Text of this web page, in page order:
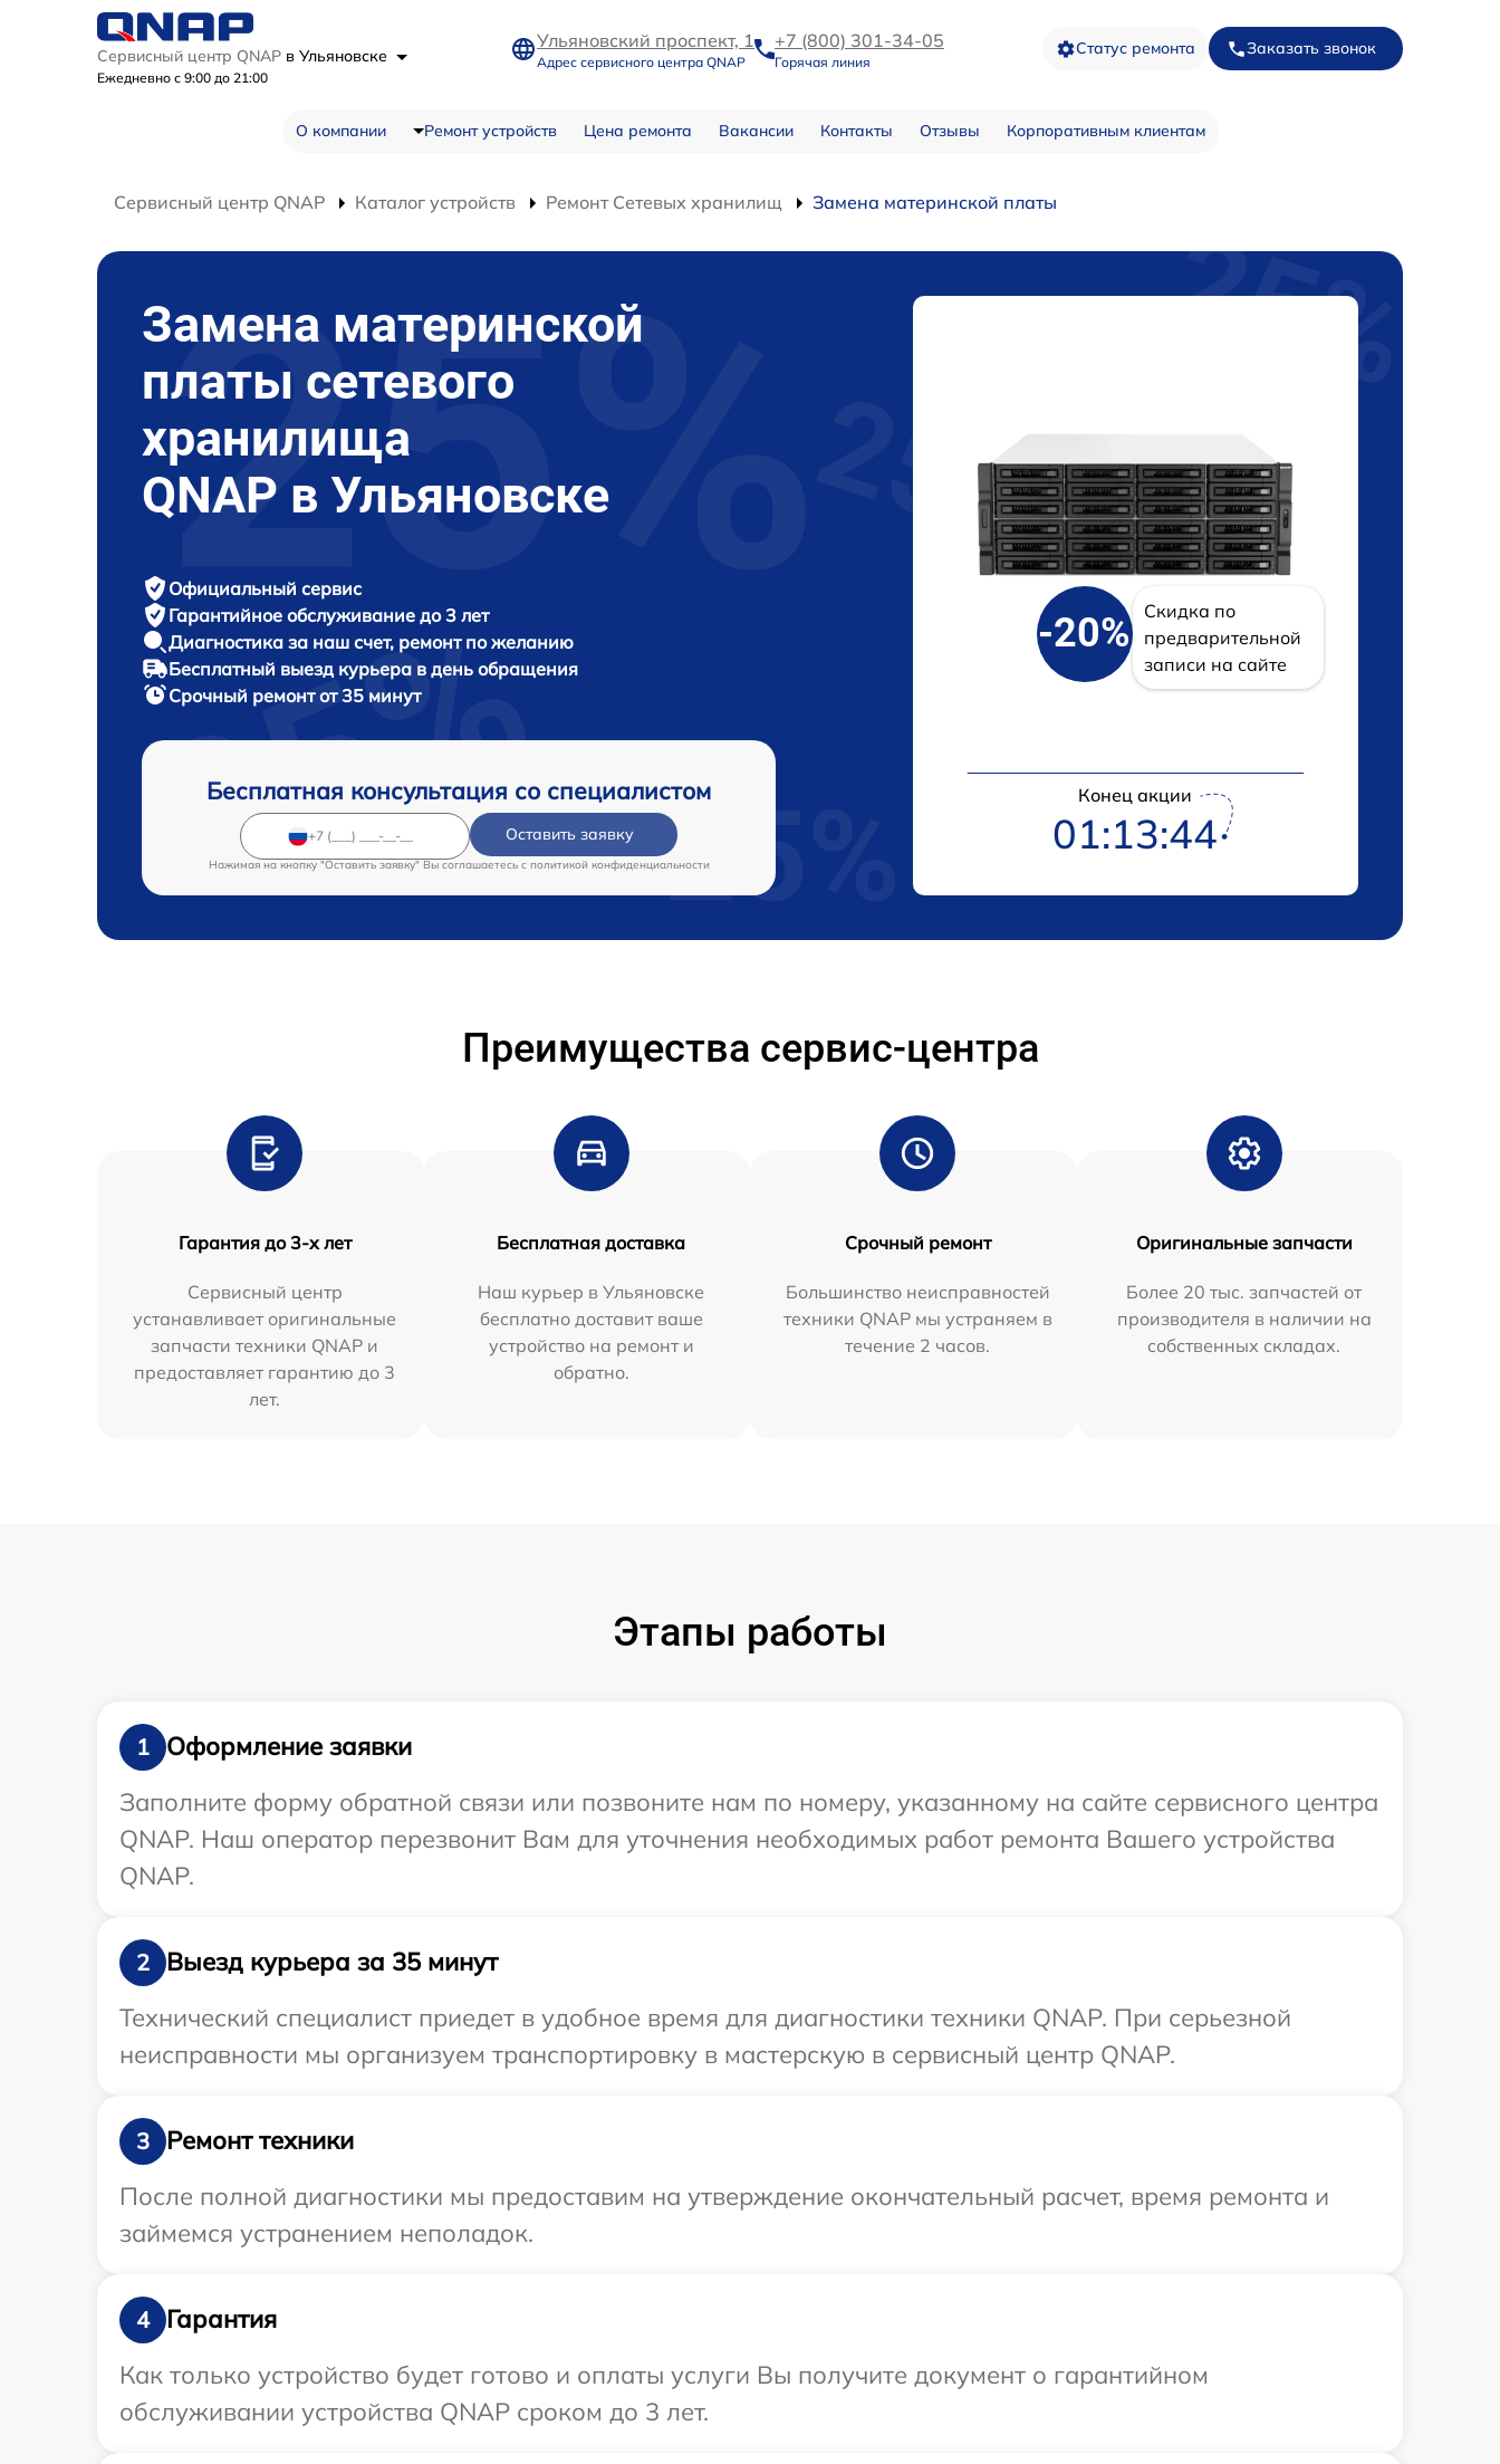
Сервисный центр QNAP в Ульяновске
Ежедневно с 9:00 до 21:00
Ульяновский проспект, 1
Адрес сервисного центра QNAP
+7 (800) 301-34-05
Горячая линия
Статус ремонта Заказать звонок
О компании Ремонт устройств Цена ремонта Вакансии Контакты Отзывы Корпоративным клиентам
Сервисный центр QNAP Каталог устройств Ремонт Сетевых хранилищ Замена материнской платы
Замена материнской
платы сетевого
хранилища
QNAP в Ульяновске
Официальный сервис
Гарантийное обслуживание до 3 лет
Диагностика за наш счет, ремонт по желанию
Бесплатный выезд курьера в день обращения
Срочный ремонтот 35 минут
Бесплатная консультация со специалистом
Оставить заявку
Нажимая на кнопку "Оставить заявку" Вы соглашаетесь c политикой конфиденциальности
-20%
Скидка по
предварительной
записи на сайте
Конец акции
01:13:43
Преимущества сервис-центра
Гарантия до 3-х лет
Сервисный центр
устанавливает оригинальные
запчасти техники QNAP и
предоставляет гарантию до 3
лет.
Бесплатная доставка
Наш курьер в Ульяновске
бесплатно доставит ваше
устройство на ремонт и
обратно.
Срочный ремонт
Большинство неисправностей
техники QNAP мы устраняем в
течение 2 часов.
Оригинальные запчасти
Более 20 тыс. запчастей от
производителя в наличии на
собственных складах.
Этапы работы
1
Оформление заявки
Заполните форму обратной связи или позвоните нам по номеру, указанному на сайте сервисного центра
QNAP. Наш оператор перезвонит Вам для уточнения необходимых работ ремонта Вашего устройства
QNAP.
2
Выезд курьера за 35 минут
Технический специалист приедет в удобное время для диагностики техники QNAP. При серьезной
неисправности мы организуем транспортировку в мастерскую в сервисный центр QNAP.
3
Ремонт техники
После полной диагностики мы предоставим на утверждение окончательный расчет, время ремонта и
займемся устранением неполадок.
4
Гарантия
Как только устройство будет готово и оплаты услуги Вы получите документ о гарантийном
обслуживании устройства QNAP сроком до 3 лет.